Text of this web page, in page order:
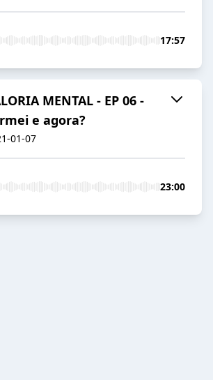
17:57
MENTAL - EP 06 -
e agora?
01-07
23:00